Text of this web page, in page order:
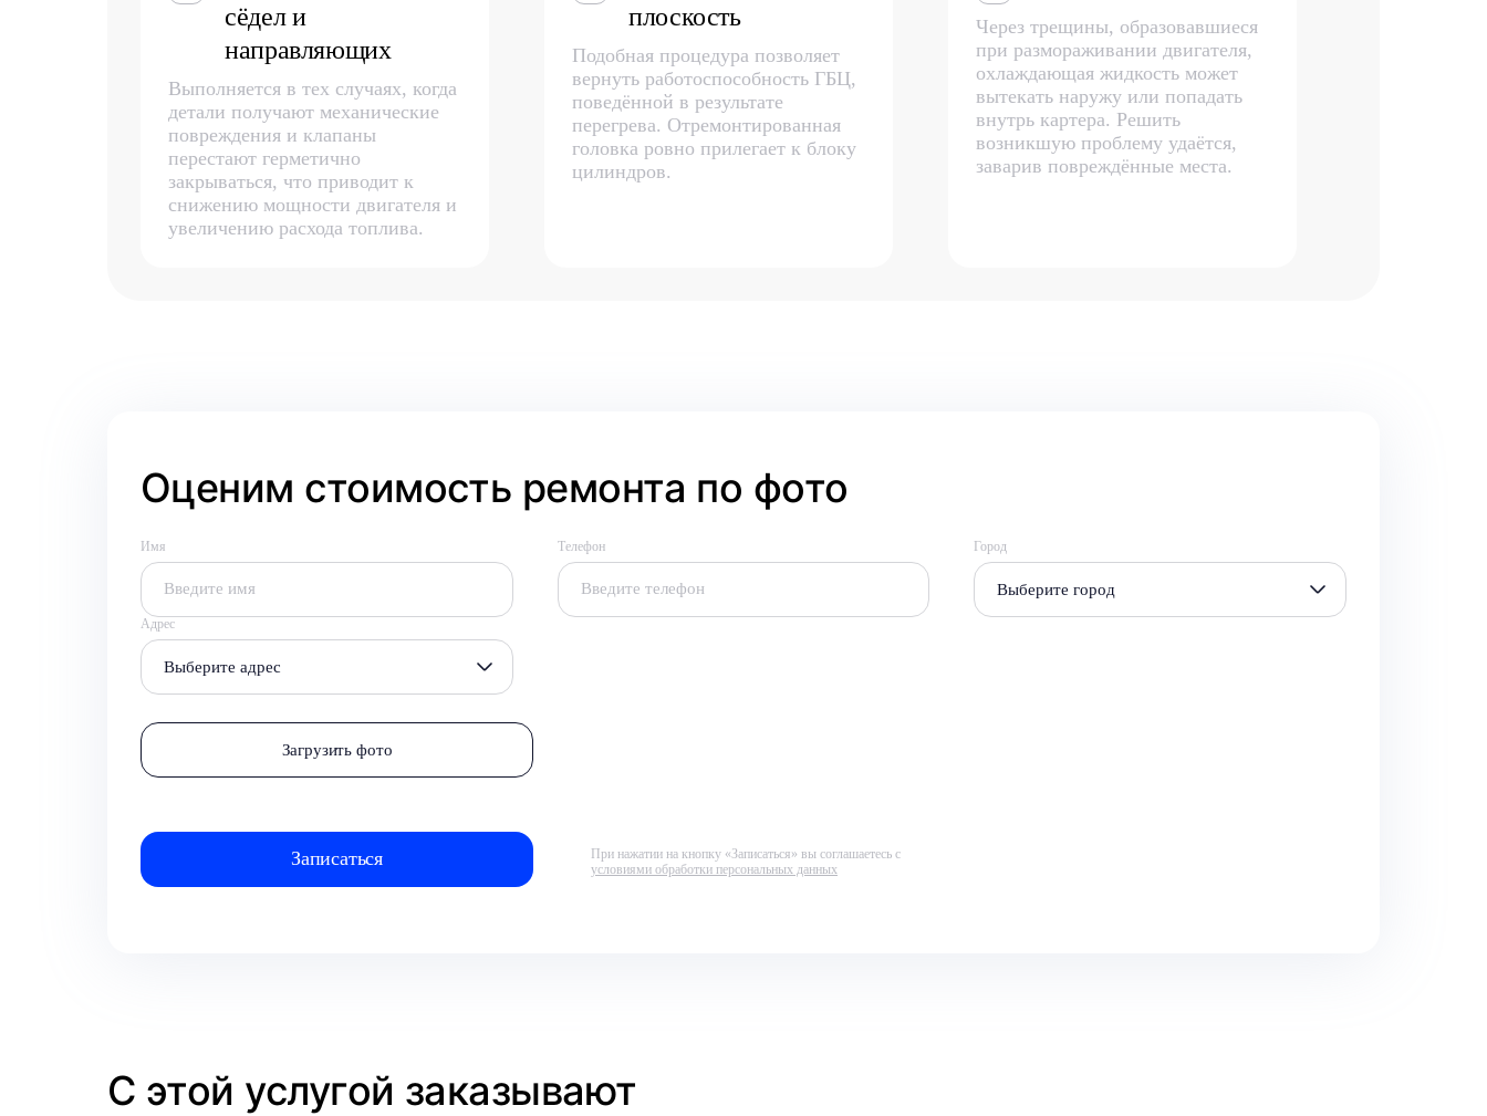
сёдел и
направляющих
Выполняется в тех случаях, когда
детали получают механические
повреждения и клапаны
перестают герметично
закрываться, что приводит к
снижению мощности двигателя и
увеличению расхода топлива.
плоскость
Подобная процедура позволяет
вернуть работоспособность ГБЦ,
поведённой в результате
перегрева. Отремонтированная
головка ровно прилегает к блоку
цилиндров.
Через трещины, образовавшиеся
при размораживании двигателя,
охлаждающая жидкость может
вытекать наружу или попадать
внутрь картера. Решить
возникшую проблему удаётся,
заварив повреждённые места.
Оценим стоимость ремонта по фото
Имя Телефон Город
Выберите город
Адрес
Выберите адрес
Загрузить фото
При нажатии на кнопку «Записаться» вы соглашаетесь с
условиями обработки персональных данных
С этой услугой заказывают